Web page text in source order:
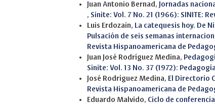
Juan Antonio Bernad, Jornadas
, Sinite: Vol. 7 No. 21 (1966): SINITE:
Luis Erdozain, La catequesis hoy. De
Pulsación de seis semanas
Revista Hispanoamericana de
Juan José Rodríguez Medina,
Sinite: Vol. 13 No. 37 (1972):
José Rodríguez Medina, El Directorio
Revista Hispanoamericana de
Eduardo Malvido, Ciclo de